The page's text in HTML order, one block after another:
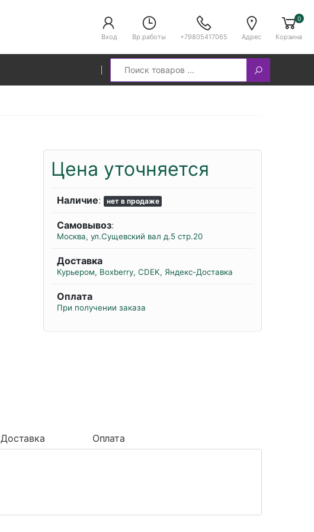
Вход Вр.работы +79805417065 Адрес
0
Корзина
Search
Цена уточняется
Наличие: нет в продаже
Самовывоз:
Москва, ул.Сущевский вал д.5 стр.20
Доставка
Курьером, Boxberry, CDEK, Яндекс-Доставка
Оплата
При получении заказа
Доставка Оплата